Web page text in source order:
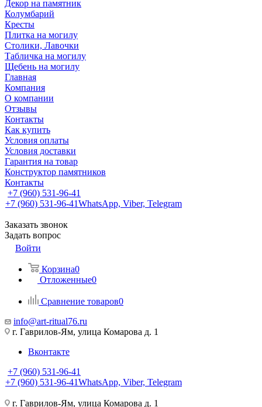
Декор на памятник
Колумбарий
Кресты
Плитка на могилу
Столики, Лавочки
Табличка на могилу
Щебень на могилу
Главная
Компания
О компании
Отзывы
Контакты
Как купить
Условия оплаты
Условия доставки
Гарантия на товар
Конструктор памятников
Контакты
+7 (960) 531-96-41
+7 (960) 531-96-41WhatsApp, Viber, Telegram
Заказать звонок
Задать вопрос
Войти
Корзина0
Отложенные0
Сравнение товаров0
info@art-ritual76.ru
г. Гаврилов-Ям, улица Комарова д. 1
Вконтакте
+7 (960) 531-96-41
+7 (960) 531-96-41WhatsApp, Viber, Telegram
г. Гаврилов-Ям, улица Комарова д. 1